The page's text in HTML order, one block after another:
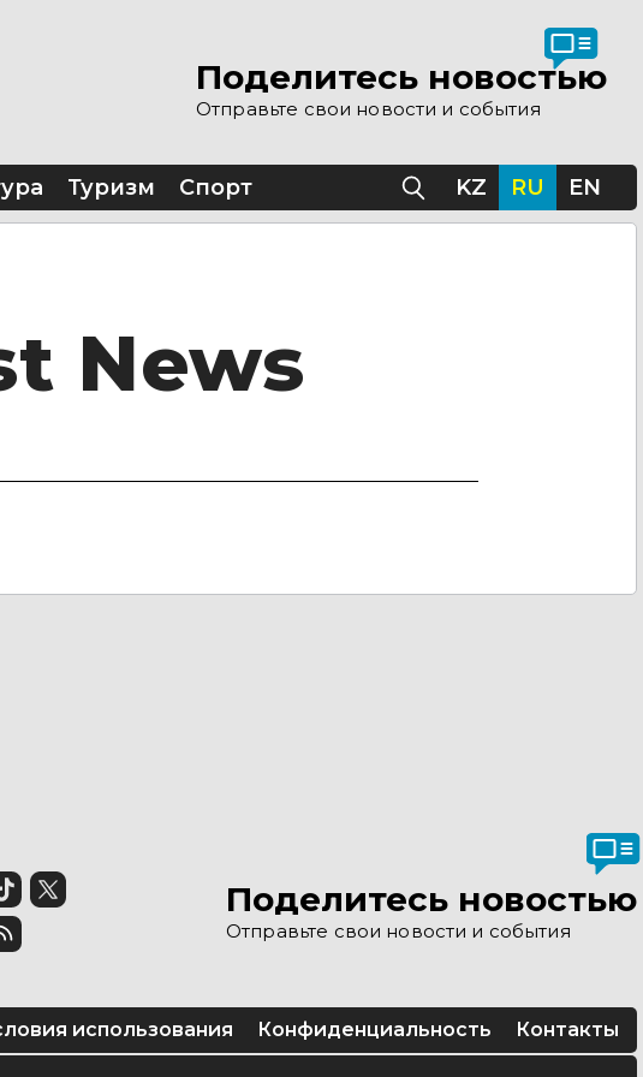
Поделитесь новостью
Отправьте свои новости и события
Туризм Спорт KZ RU EN
News
Поделитесь новостью
Отправьте свои новости и события
использования Конфиденциальность Контакты